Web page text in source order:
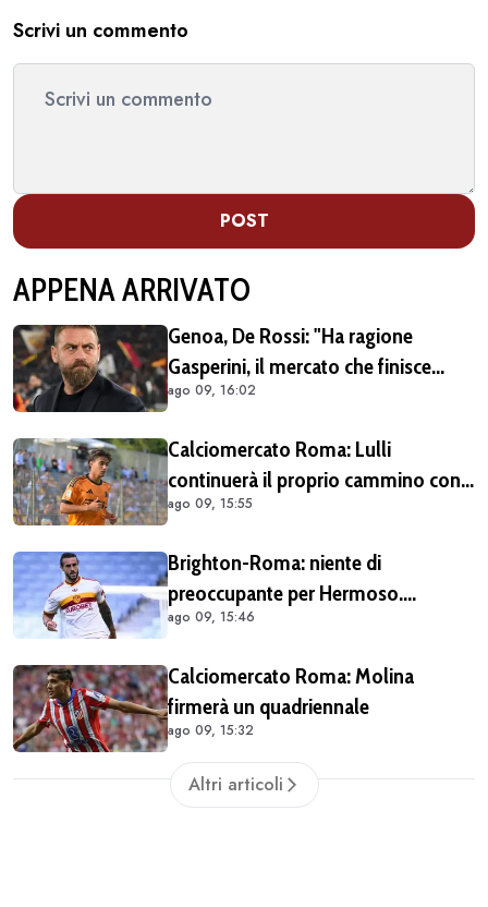
Scrivi un commento
POST
APPENA ARRIVATO
Genoa, De Rossi: "Ha ragione
Gasperini, il mercato che finisce
dopo l'inizio del campionato è una
ago 09, 16:02
Calciomercato Roma: Lulli
continuerà il proprio cammino con
Gasperini
ago 09, 15:55
Brighton-Roma: niente di
preoccupante per Hermoso.
Spagnolo atteso regolarmente in
ago 09, 15:46
Calciomercato Roma: Molina
firmerà un quadriennale
ago 09, 15:32
Altri articoli